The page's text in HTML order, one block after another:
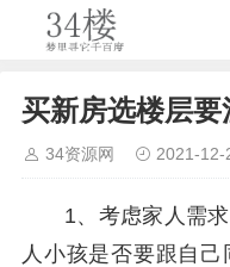
买新房选楼层要
34资源网 2021-12-
1、考虑家人需
人小孩是否要跟自